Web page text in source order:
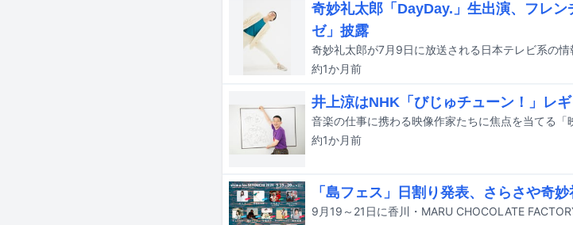
奇妙礼太郎「DayDay.」生出演、フレ
ゼ」披露
奇妙礼太郎が7月9日に放送される日本テレビ系の情
約1か月前
井上涼はNHK「びじゅチューン！」レ
約1か月前
「島フェス」日割り発表、さらさや奇